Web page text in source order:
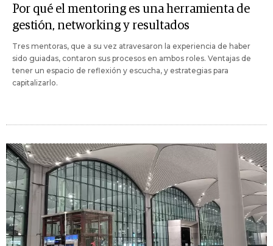
Por qué el mentoring es una herramienta de
gestión, networking y resultados
Tres mentoras, que a su vez atravesaron la experiencia de haber
sido guiadas, contaron sus procesos en ambos roles. Ventajas de
tener un espacio de reflexión y escucha, y estrategias para
capitalizarlo.